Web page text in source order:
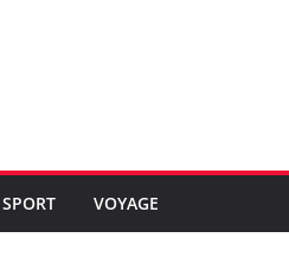
SPORT VOYAGE